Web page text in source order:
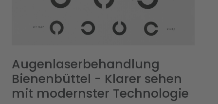
Augenlaserbehandlung
Bienenbüttel - Klarer sehen
mit modernster Technologie